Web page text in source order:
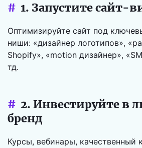
# 1. Запустите сайт-
Оптимизируйте сайт под
ниши: «дизайнер логотипов»,
Shopify», «motion дизайнер»,
тд.
# 2. Инвестируйте в
бренд
Курсы, вебинары, качественный